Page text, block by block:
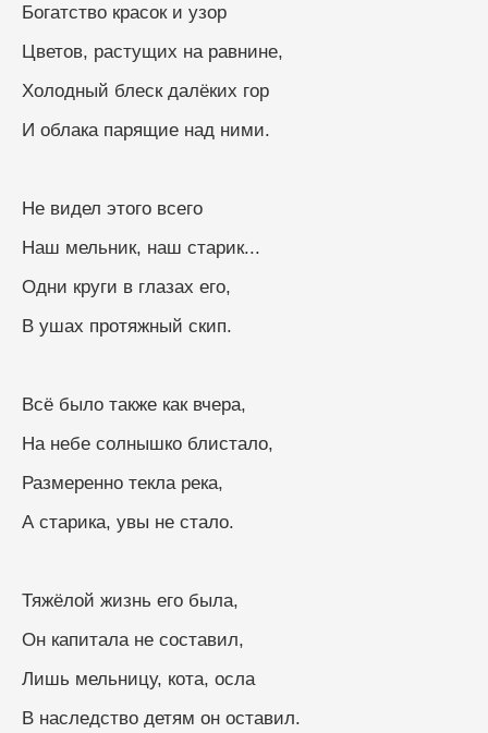
Богатство красок и узор
Цветов, растущих на равнине,
Холодный блеск далёких гор
И облака парящие над ними.
Не видел этого всего
Наш мельник, наш старик...
Одни круги в глазах его,
В ушах протяжный скип.
Всё было также как вчера,
На небе солнышко блистало,
Размеренно текла река,
А старика, увы не стало.
Тяжёлой жизнь его была,
Он капитала не составил,
Лишь мельницу, кота, осла
В наследство детям он оставил.